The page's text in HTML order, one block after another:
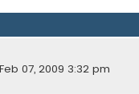
07, 2009 3:32 pm